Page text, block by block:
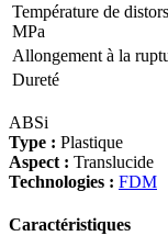
Température de
MPa
Allongement à la
Dureté
ABSi
Type : Plastique
Aspect : Translucide
Technologies : FDM
Caractéristiques